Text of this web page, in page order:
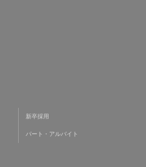
新卒採用
パート・アルバイト